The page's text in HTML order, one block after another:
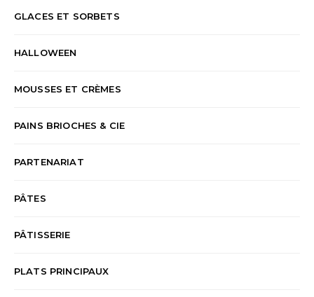
GLACES ET SORBETS
HALLOWEEN
MOUSSES ET CRÈMES
PAINS BRIOCHES & CIE
PARTENARIAT
PÂTES
PÂTISSERIE
PLATS PRINCIPAUX